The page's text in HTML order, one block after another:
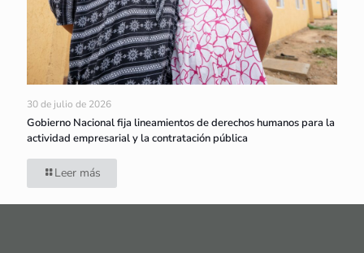
30 de julio de 2026
Gobierno Nacional fija lineamientos de derechos humanos para la
actividad empresarial y la contratación pública
Leer más